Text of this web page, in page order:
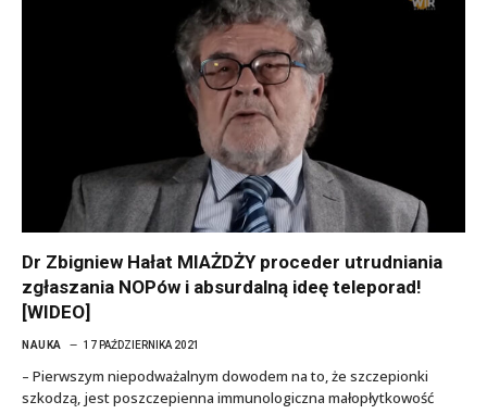
Dr Zbigniew Hałat MIAŻDŻY proceder utrudniania
zgłaszania NOPów i absurdalną ideę teleporad!
[WIDEO]
NAUKA 17 PAŹDZIERNIKA 2021
– Pierwszym niepodważalnym dowodem na to, że szczepionki
szkodzą, jest poszczepienna immunologiczna małopłytkowość